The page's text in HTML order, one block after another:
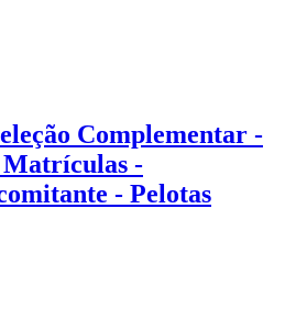
Complementar -
Matrículas -
- Pelotas